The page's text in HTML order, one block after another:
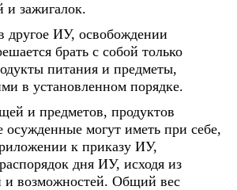
и зажигалок.
другое ИУ, освобождении
брать с собой только
питания и предметы,
в установленном порядке.
и предметов, продуктов
осужденные могут иметь при себе,
к приказу ИУ,
дня ИУ, исходя из
и возможностей. Общий вес